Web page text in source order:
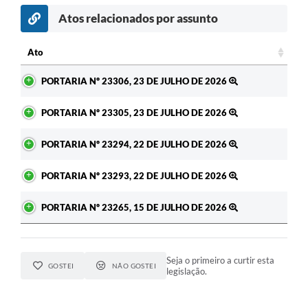
Atos relacionados por assunto
Ato
PORTARIA Nº 23306, 23 DE JULHO DE 2026
PORTARIA Nº 23305, 23 DE JULHO DE 2026
PORTARIA Nº 23294, 22 DE JULHO DE 2026
PORTARIA Nº 23293, 22 DE JULHO DE 2026
PORTARIA Nº 23265, 15 DE JULHO DE 2026
GOSTEI NÃO GOSTEI
Seja o primeiro a curtir esta
legislação.